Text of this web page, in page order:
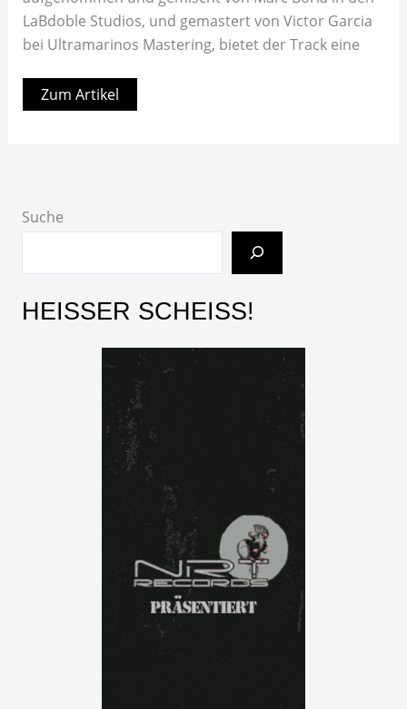
LaBdoble Studios, und gemastert von Victor Garcia
bei Ultramarinos Mastering, bietet der Track eine
Zum Artikel
Suche
HEISSER SCHEISS!